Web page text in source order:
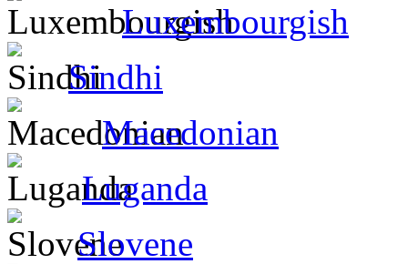
Luxembourgish
Sindhi
Macedonian
Luganda
Slovene